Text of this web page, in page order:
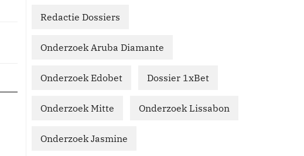
Redactie Dossiers
Onderzoek Aruba Diamante
Onderzoek Edobet Dossier 1xBet
Onderzoek Mitte Onderzoek Lissabon
Onderzoek Jasmine